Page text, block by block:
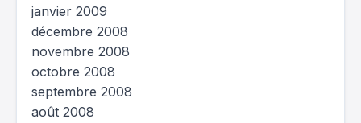
janvier 2009
décembre 2008
novembre 2008
octobre 2008
septembre 2008
août 2008